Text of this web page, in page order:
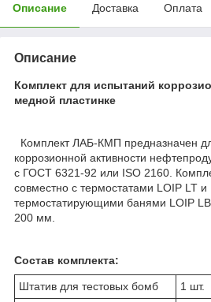
Описание Доставка Оплата
Описание
Комплект для испытаний
медной пластинке
Комплект ЛАБ-КМП предназначен
коррозионной активности
с ГОСТ 6321-92 или ISO 2160.
совместно с термостатами LOIP LT
термостатирующими банями LOIP
200 мм.
Состав комплекта:
Штатив для тестовых бомб
1 шт.